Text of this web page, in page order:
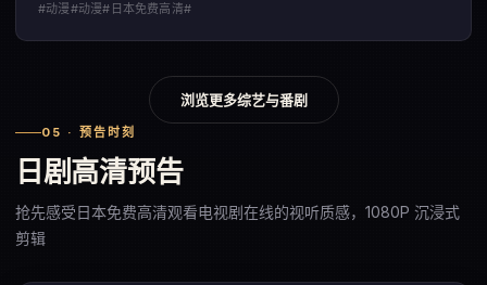
#动漫#动漫#日本免费高清#
浏览更多综艺与番剧
05 · 预告时刻
日剧高清预告
抢先感受日本免费高清观看电视剧在线的视听质感，1080P 沉浸式
剪辑